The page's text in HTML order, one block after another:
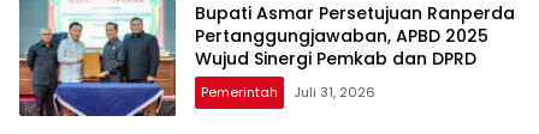
Bupati Asmar Persetujuan Ranperda
Pertanggungjawaban, APBD 2025
Wujud Sinergi Pemkab dan DPRD
Pemerintah Juli 31, 2026